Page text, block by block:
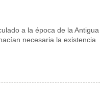
a la época de la Antigua
necesaria la existencia